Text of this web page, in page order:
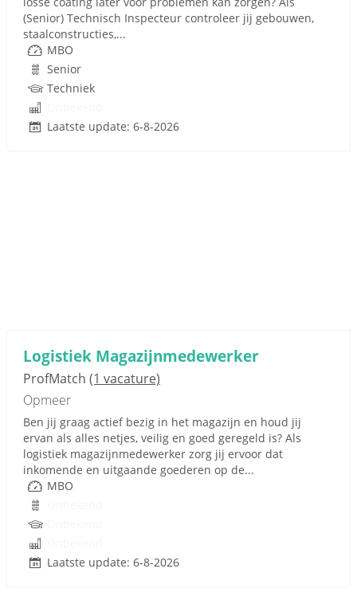
(Senior) Technisch Inspecteur controleer jij gebouwen,
staalconstructies,...
MBO
Senior
Techniek
Laatste update: 6-8-2026
Logistiek Magazijnmedewerker
ProfMatch (1 vacature)
Opmeer
Ben jij graag actief bezig in het magazijn en houd jij
ervan als alles netjes, veilig en goed geregeld is? Als
logistiek magazijnmedewerker zorg jij ervoor dat
inkomende en uitgaande goederen op de...
MBO
Laatste update: 6-8-2026